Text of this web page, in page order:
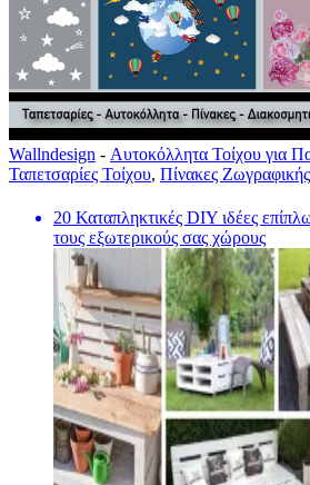
Wallndesign - Αυτοκόλλητα Τοίχου για
Ταπετσαρίες Τοίχου, Πίνακες Ζωγραφικής
20 Καταπληκτικές DIY ιδέες
τους εξωτερικούς σας χώρους